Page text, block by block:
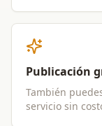
Publicación
También
servicio sin